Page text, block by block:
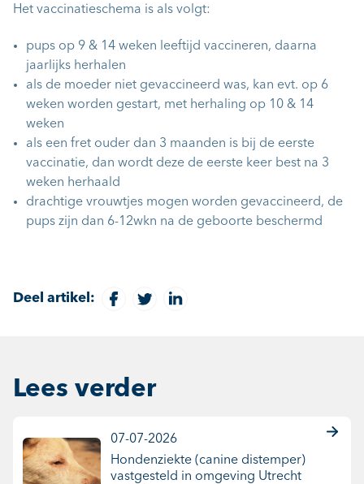
Het vaccinatieschema is als volgt:
pups op 9 & 14 weken leeftijd vaccineren, daarna
jaarlijks herhalen
als de moeder niet gevaccineerd was, kan evt. op 6
weken worden gestart, met herhaling op 10 & 14
weken
als een fret ouder dan 3 maanden is bij de eerste
vaccinatie, dan wordt deze de eerste keer best na 3
weken herhaald
drachtige vrouwtjes mogen worden gevaccineerd, de
pups zijn dan 6-12wkn na de geboorte beschermd
Deel artikel:
Lees verder
07-07-2026
Hondenziekte (canine distemper)
vastgesteld in omgeving Utrecht